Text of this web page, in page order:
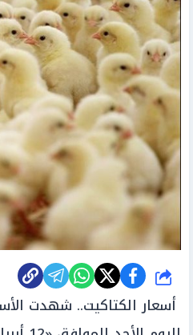
شارك
أسعار الكتاكيت.. شهدت